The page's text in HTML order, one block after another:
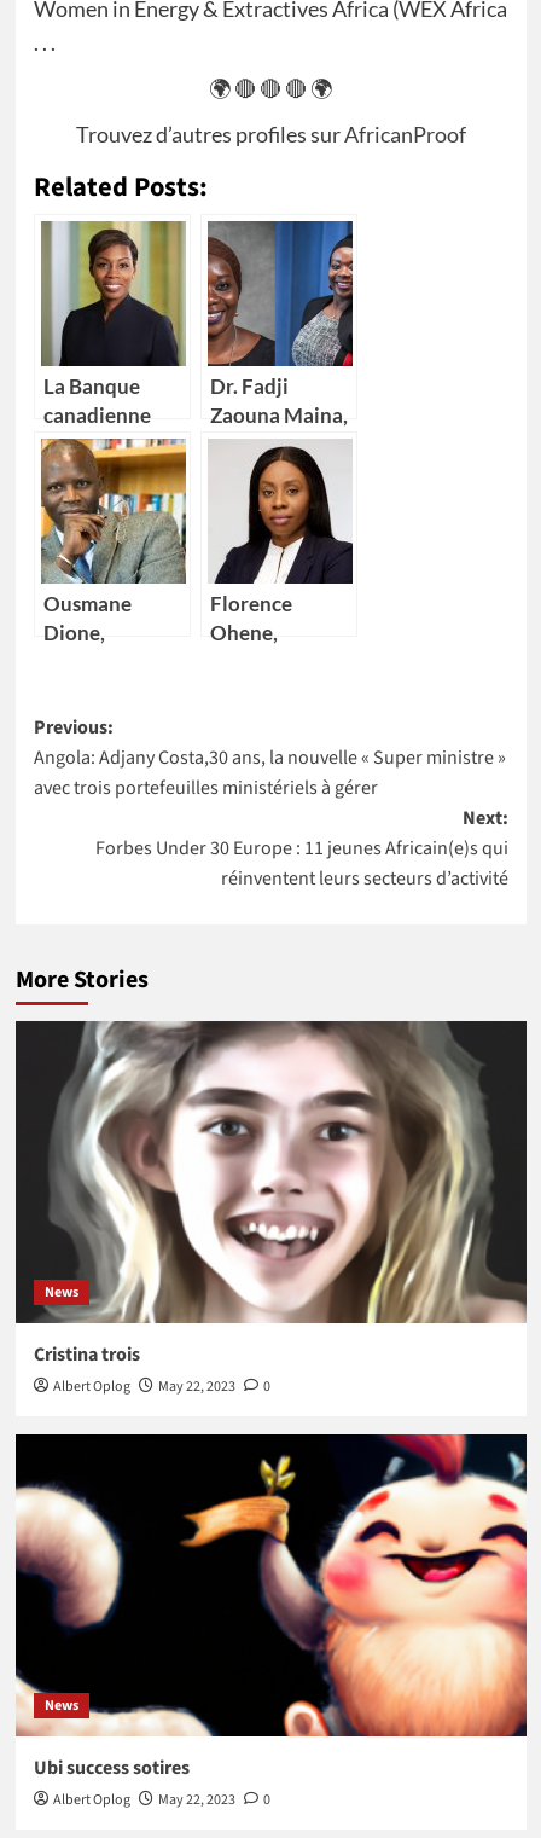
Women in Energy & Extractives Africa (WEX Africa
. . .
🌍 🔴 🔴 🔴 🌍
Trouvez d’autres profiles surAfricanProof
Related Posts:
La Banque
canadienne
impériale de
commerce
(CIBC) nomme
Kikelomo
Lawal comme
Vice-
présidente
Dr. Fadji
Zaouna Maina,
29 ans,
première
scientifique du
Niger à
intégrer la
NASA
Ousmane
Dione,
de la Banque
mondiale pour
4 pays Africains
Florence
Ohene,
Ghana
Post
navigation
Previous:
Angola: Adjany Costa,30 ans, la nouvelle « Super ministre »
avec trois portefeuilles ministériels à gérer
Next:
Forbes Under 30 Europe : 11 jeunes Africain(e)s qui
réinventent leurs secteurs d’activité
More Stories
News
Cristina trois
Albert Oplog May 22, 2023 0
News
Ubi success sotires
Albert Oplog May 22, 2023 0